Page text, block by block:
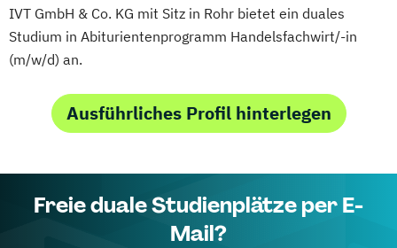
IVT GmbH & Co. KG mit Sitz in Rohr bietet ein duales
Studium in Abiturientenprogramm Handelsfachwirt/-in
(m/w/d) an.
Ausführliches Profil hinterlegen
Freie duale Studienplätze per E-
Mail?